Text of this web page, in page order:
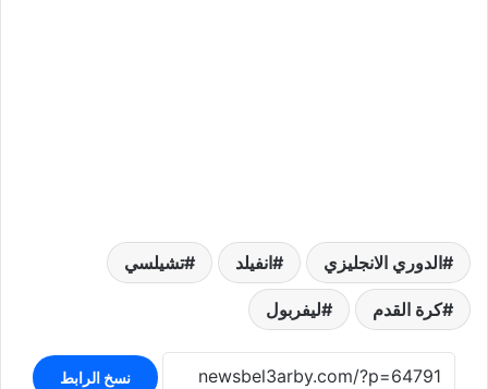
الدوري الانجليزي انفيلد تشيلسي
كرة القدم ليفربول
نسخ الرابط